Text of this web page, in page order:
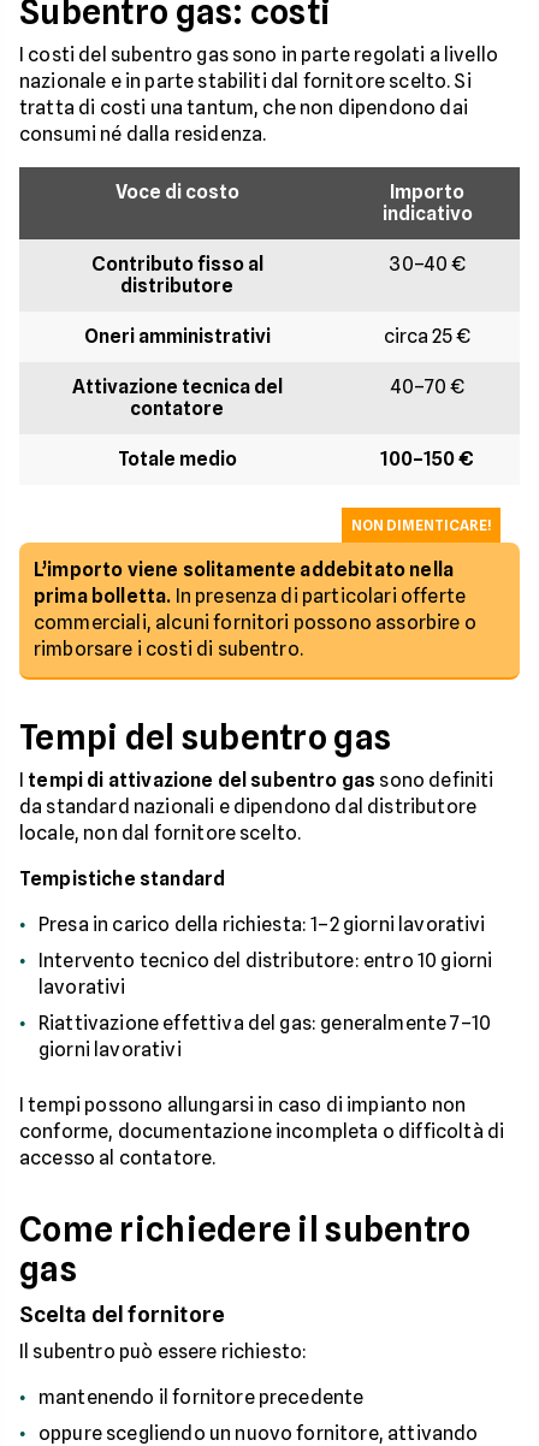
Subentro gas: costi
I costi del subentro gas sono in parte regolati a livello
nazionale e in parte stabiliti dal fornitore scelto. Si
tratta di costi una tantum, che non dipendono dai
consumi né dalla residenza.
Voce di costo
Importo
indicativo
Contributo fisso al
distributore
30–40 €
Oneri amministrativi circa 25 €
Attivazione tecnica del
contatore
40–70 €
Totale medio 100–150 €
L’importo viene solitamente addebitato nella
prima bolletta. In presenza di particolari offerte
commerciali, alcuni fornitori possono assorbire o
rimborsare i costi di subentro.
NON DIMENTICARE!
Tempi del subentro gas
I tempi di attivazione del subentro gas sono definiti
da standard nazionali e dipendono dal distributore
locale, non dal fornitore scelto.
Tempistiche standard
Presa in carico della richiesta: 1–2 giorni lavorativi
Intervento tecnico del distributore: entro 10 giorni
lavorativi
Riattivazione effettiva del gas: generalmente 7–10
giorni lavorativi
I tempi possono allungarsi in caso di impianto non
conforme, documentazione incompleta o difficoltà di
accesso al contatore.
Come richiedere il subentro
gas
Scelta del fornitore
Il subentro può essere richiesto:
mantenendo il fornitore precedente
oppure scegliendo un nuovo fornitore, attivando